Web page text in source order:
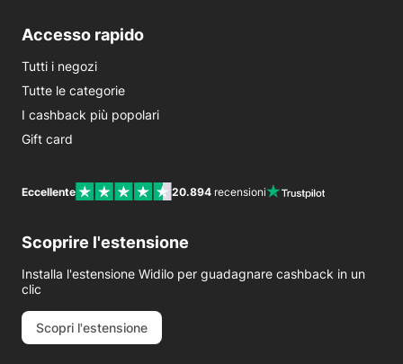
Accesso rapido
Tutti i negozi
Tutte le categorie
I cashback più popolari
Gift card
Eccellente 20.894 recensioni
Scoprire l'estensione
Installa l'estensione Widilo per guadagnare cashback in un
clic
Scopri l'estensione